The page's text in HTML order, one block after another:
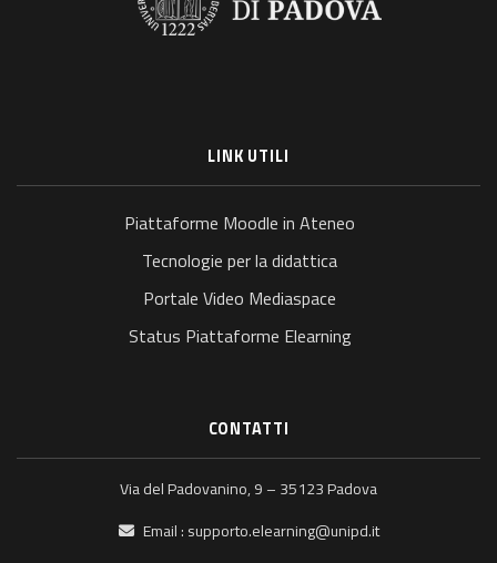
LINK UTILI
Piattaforme Moodle in Ateneo
Tecnologie per la didattica
Portale Video Mediaspace
Status Piattaforme Elearning
CONTATTI
Via del Padovanino, 9 – 35123 Padova
Email : supporto.elearning@unipd.it